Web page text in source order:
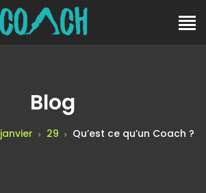
Blog
janvier 29 Qu’est ce qu’un Coach ?